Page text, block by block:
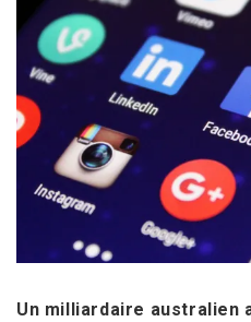
Un milliardaire australien